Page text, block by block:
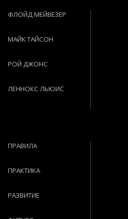
ФЛОЙД МЕЙВЕЗЕР
МАЙК ТАЙСОН
РОЙ ДЖОНС
ЛЕННОКС ЛЬЮИС
ПРАВИЛА
ПРАКТИКА
РАЗВИТИЕ